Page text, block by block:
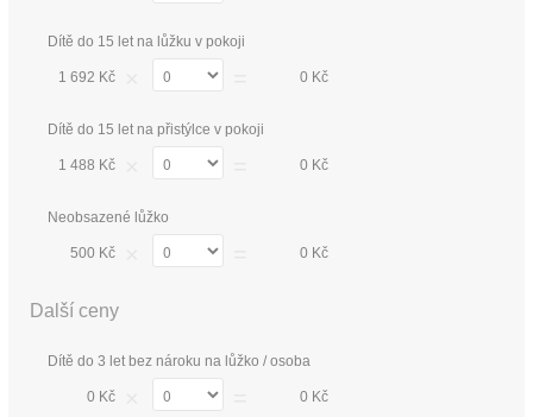
Dítě do 15 let na lůžku v pokoji
1 692 Kč 0 Kč
Dítě do 15 let na přistýlce v pokoji
1 488 Kč 0 Kč
Neobsazené lůžko
500 Kč 0 Kč
Další ceny
Dítě do 3 let bez nároku na lůžko / osoba
0 Kč 0 Kč